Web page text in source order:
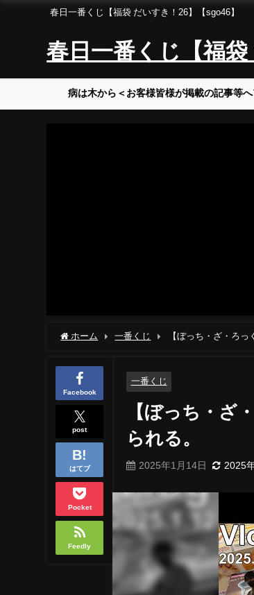
春日一番くじ【福袋 だいすき！26】【sgo46】
春日一番くじ【福
病は木から＜お客様皆様が掲載の記事等
ホーム 一番くじ 【ぼっち・ざ・ろっ
Facebook
post
はてブ
Pocket
Feedly
一番くじ
【ぼっち・ざ
られる。
2025年1月14日 2025